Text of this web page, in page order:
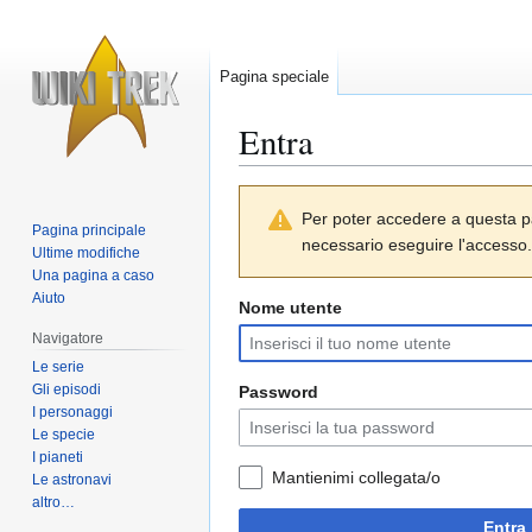
Entra
navigazione
Per poter accedere a questa
necessario eseguire l'accesso.
Nome utente
Password
Mantienimi collegata/o
Entra
Pagina speciale
Pagina principale
Ultime modifiche
Una pagina a caso
Aiuto
Navigatore
Le serie
Gli episodi
I personaggi
Le specie
I pianeti
Le astronavi
altro…